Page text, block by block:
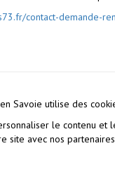
contact-demande-
Savoie utilise des
le contenu et
site avec nos